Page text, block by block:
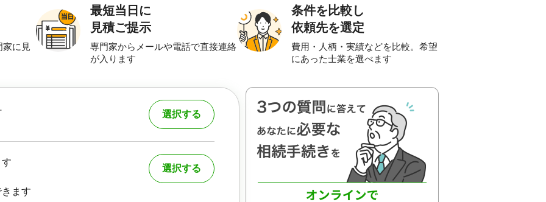
家に見
最短当日に
見積ご提示
専門家からメールや電話で直接連絡
が入ります
条件を比較し
依頼先を選定
費用・人柄・実績などを比較。希望
にあった士業を選べます
選択する
ます
選択する